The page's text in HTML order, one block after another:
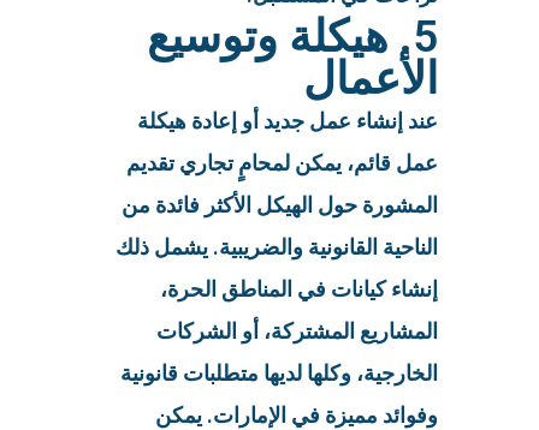
5. هيكلة وتوسيع
الأعمال
عند إنشاء عمل جديد أو إعادة هيكلة
عمل قائم، يمكن لمحامٍ تجاري تقديم
المشورة حول الهيكل الأكثر فائدة من
الناحية القانونية والضريبية. يشمل ذلك
إنشاء كيانات في المناطق الحرة،
المشاريع المشتركة، أو الشركات
الخارجية، وكلها لديها متطلبات قانونية
وفوائد مميزة في الإمارات. يمكن